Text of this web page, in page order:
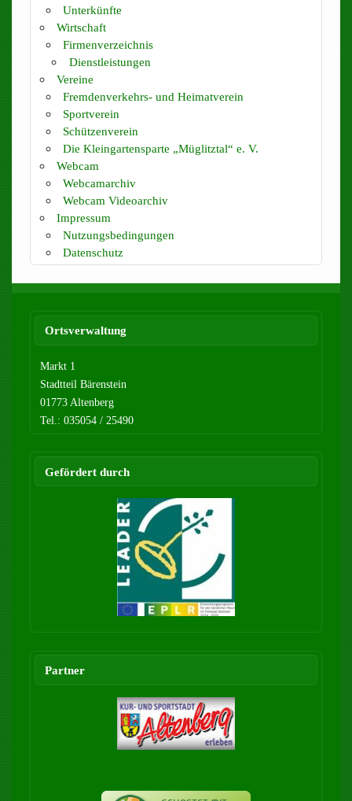
Unterkünfte
Wirtschaft
Firmenverzeichnis
Dienstleistungen
Vereine
Fremdenverkehrs- und Heimatverein
Sportverein
Schützenverein
Die Kleingartensparte „Müglitztal“ e. V.
Webcam
Webcamarchiv
Webcam Videoarchiv
Impressum
Nutzungsbedingungen
Datenschutz
Ortsverwaltung
Markt 1
Stadtteil Bärenstein
01773 Altenberg
Tel.: 035054 / 25490
Gefördert durch
Partner